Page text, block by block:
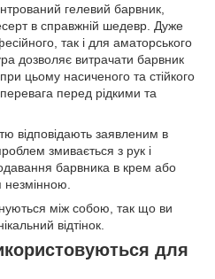
гелевий барвник,
в справжній шедевр. Дуже
так і для аматорського
дозволяє витрачати барвник
цьому насиченого та стійкого
перед рідкими та
відповідають заявленим в
змивається з рук і
барвника в крем або
незмінною.
між собою, так що ви
відтінок.
для